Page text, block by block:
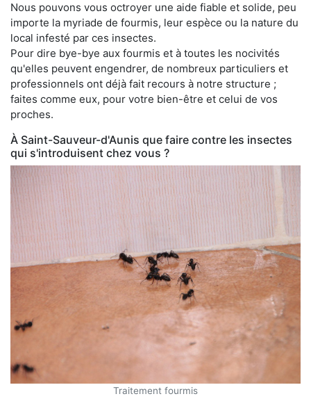
Nous pouvons vous octroyer une aide fiable et solide, peu
importe la myriade de fourmis, leur espèce ou la nature du
local infesté par ces insectes.
Pour dire bye-bye aux fourmis et à toutes les nocivités
qu'elles peuvent engendrer, de nombreux particuliers et
professionnels ont déjà fait recours à notre structure ;
faites comme eux, pour votre bien-être et celui de vos
proches.
À Saint-Sauveur-d'Aunis que faire contre les insectes
qui s'introduisent chez vous ?
Traitement fourmis